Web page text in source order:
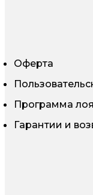
Оферта
Программа
Гарантии и